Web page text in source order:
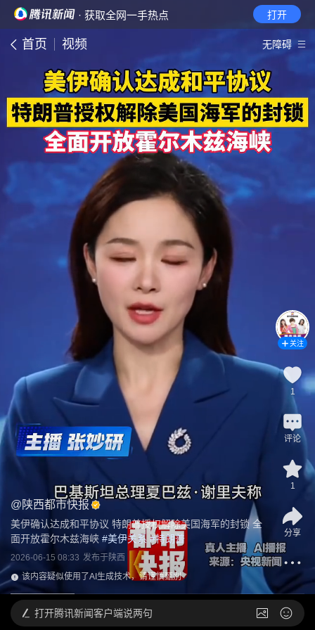
· 获取全网一手热点 打开
首页 视频 无障碍
@陕西都市快报
美伊确认达成和平协议 特朗普授权解除美国海军的封锁 全
面开放霍尔木兹海峡 #美伊关系 #特朗普
2026-06-15 08:33 发布于陕西
该内容疑似使用了AI生成技术，请谨慎甄别
关注
1
评论
1
分享
打开腾讯新闻客户端说两句